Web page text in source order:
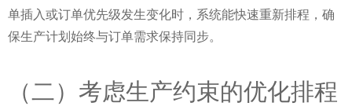
单插入或订单优先级发生变化时，系统能快速重新排程，确
保生产计划始终与订单需求保持同步。
（二）考虑生产约束的优化排程